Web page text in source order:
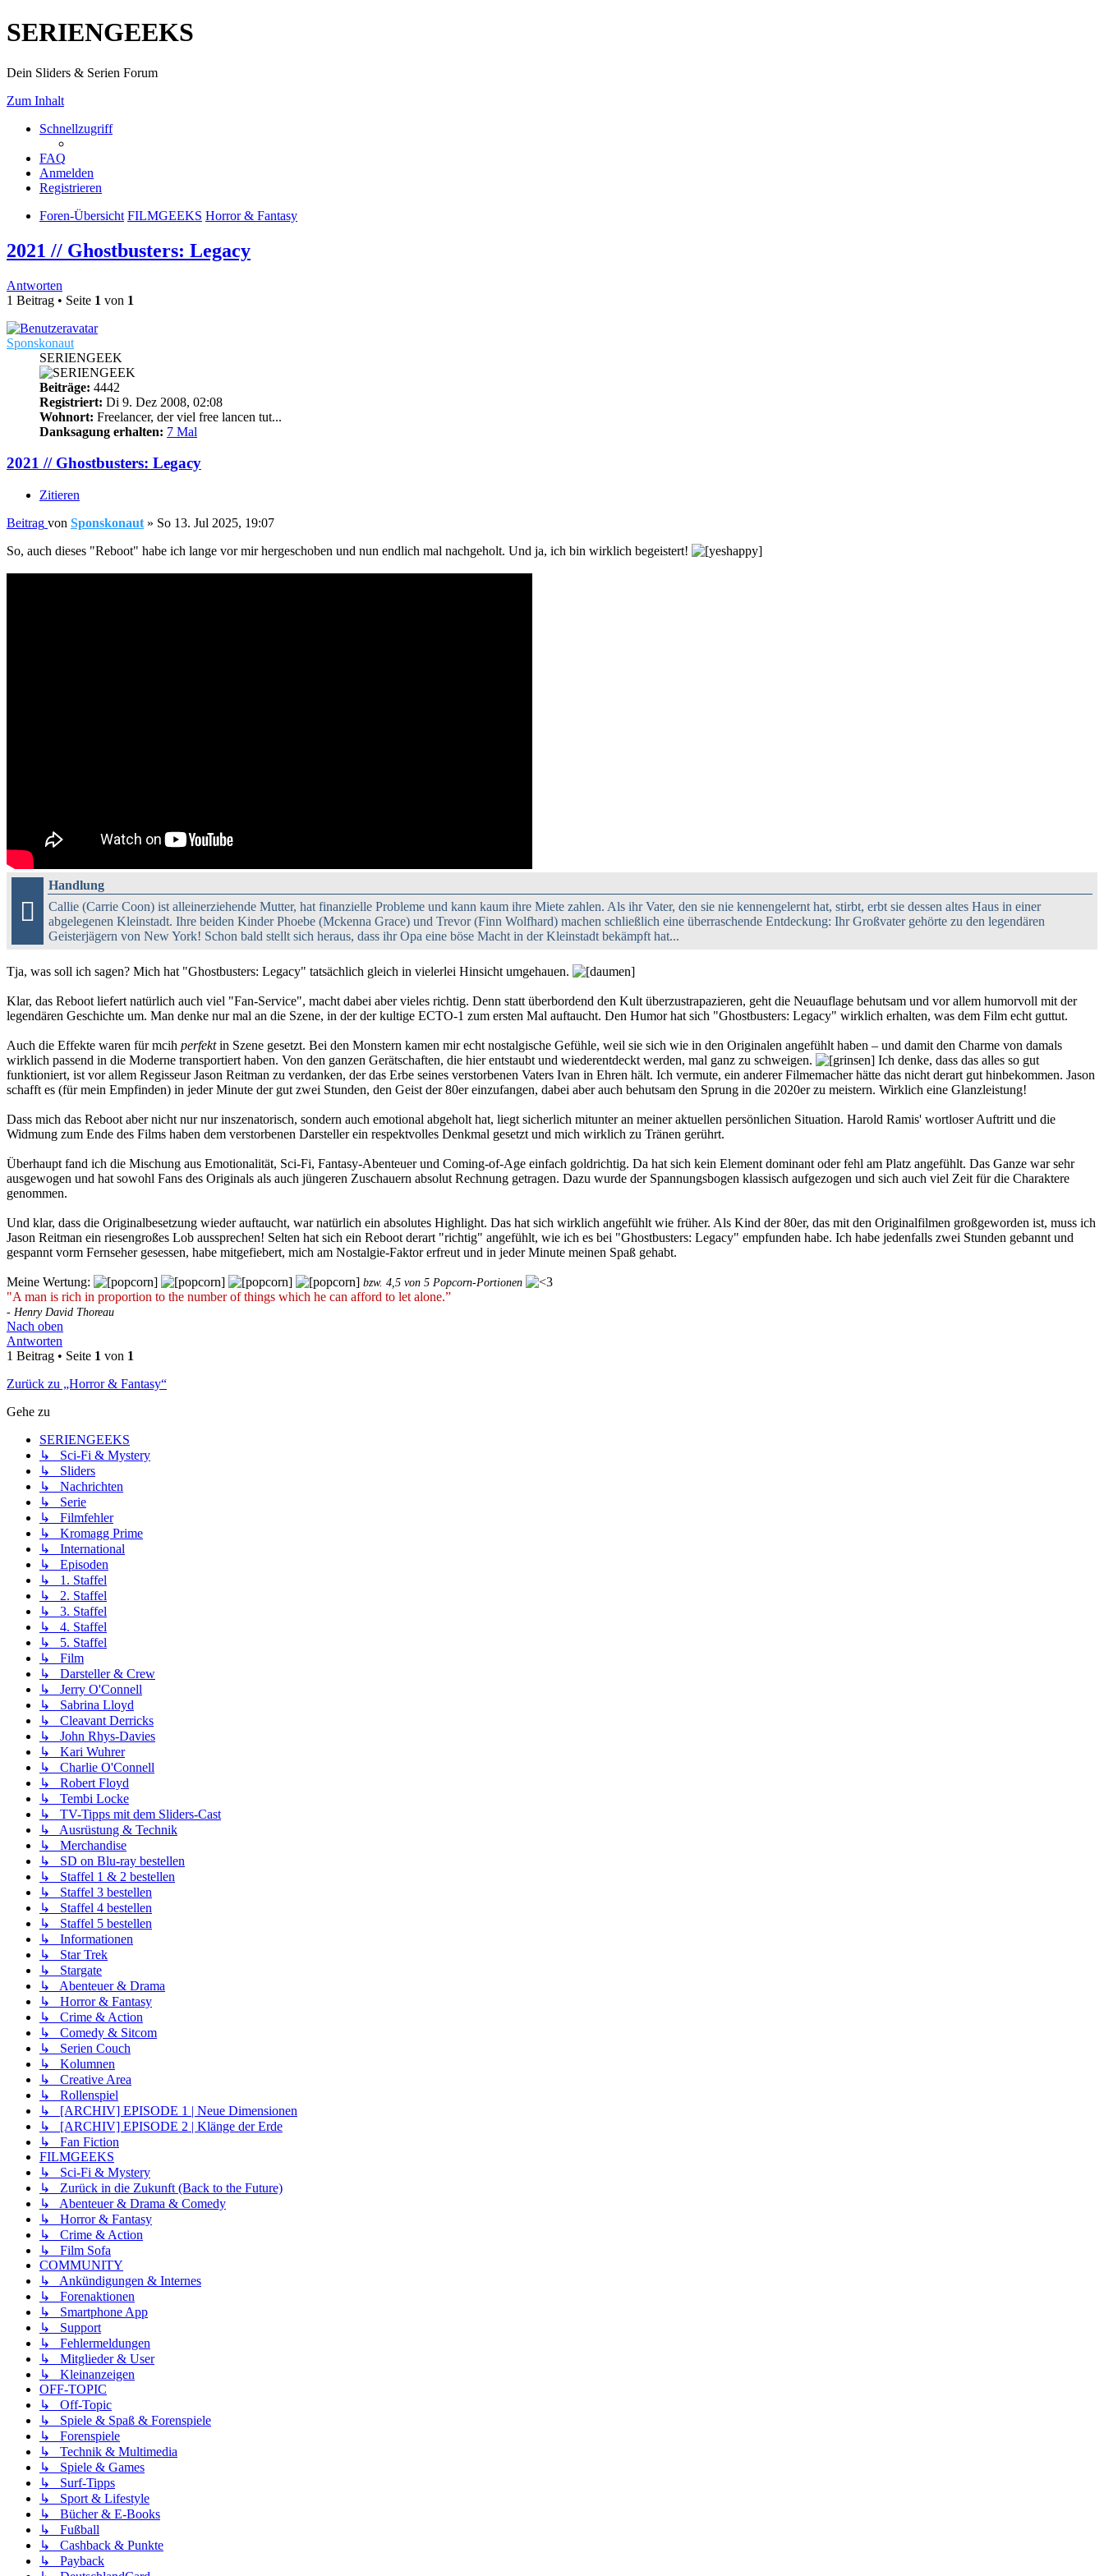
SERIENGEEKS
Dein Sliders & Serien Forum
Zum Inhalt
Schnellzugriff
FAQ
Anmelden
Registrieren
Foren-Übersicht FILMGEEKS Horror & Fantasy
2021 // Ghostbusters: Legacy
Antworten
1 Beitrag • Seite 1 von 1
Sponskonaut
SERIENGEEK
Beiträge: 4442
Registriert: Di 9. Dez 2008, 02:08
Wohnort: Freelancer, der viel free lancen tut...
Danksagung erhalten: 7 Mal
2021 // Ghostbusters: Legacy
Zitieren
Beitrag von Sponskonaut » So 13. Jul 2025, 19:07
So, auch dieses "Reboot" habe ich lange vor mir hergeschoben und nun endlich mal nachgeholt. Und ja, ich bin wirklich begeistert!

Handlung
Callie (Carrie Coon) ist alleinerziehende Mutter, hat finanzielle Probleme und kann kaum ihre Miete zahlen. Als ihr Vater, den sie nie kennengelernt hat, stirbt, erbt sie dessen altes Haus in einer
abgelegenen Kleinstadt. Ihre beiden Kinder Phoebe (Mckenna Grace) und Trevor (Finn Wolfhard) machen schließlich eine überraschende Entdeckung: Ihr Großvater gehörte zu den legendären
Geisterjägern von New York! Schon bald stellt sich heraus, dass ihr Opa eine böse Macht in der Kleinstadt bekämpft hat...
Tja, was soll ich sagen? Mich hat "Ghostbusters: Legacy" tatsächlich gleich in vielerlei Hinsicht umgehauen.
Klar, das Reboot liefert natürlich auch viel "Fan-Service", macht dabei aber vieles richtig. Denn statt überbordend den Kult überzustrapazieren, geht die Neuauflage behutsam und vor allem humorvoll mit der
legendären Geschichte um. Man denke nur mal an die Szene, in der der kultige ECTO-1 zum ersten Mal auftaucht. Den Humor hat sich "Ghostbusters: Legacy" wirklich erhalten, was dem Film echt guttut.
Auch die Effekte waren für mcih perfektin Szene gesetzt. Bei den Monstern kamen mir echt nostalgische Gefühle, weil sie sich wie in den Originalen angefühlt haben – und damit den Charme von damals
wirklich passend in die Moderne transportiert haben. Von den ganzen Gerätschaften, die hier entstaubt und wiederentdeckt werden, mal ganz zu schweigen.
Ich denke, dass das alles so gut
funktioniert, ist vor allem Regisseur Jason Reitman zu verdanken, der das Erbe seines verstorbenen Vaters Ivan in Ehren hält. Ich vermute, ein anderer Filmemacher hätte das nicht derart gut hinbekommen. Jason
schafft es (für mein Empfinden) in jeder Minute der gut zwei Stunden, den Geist der 80er einzufangen, dabei aber auch behutsam den Sprung in die 2020er zu meistern. Wirklich eine Glanzleistung!
Dass mich das Reboot aber nicht nur nur inszenatorisch, sondern auch emotional abgeholt hat, liegt sicherlich mitunter an meiner aktuellen persönlichen Situation. Harold Ramis' wortloser Auftritt und die
Widmung zum Ende des Films haben dem verstorbenen Darsteller ein respektvolles Denkmal gesetzt und mich wirklich zu Tränen gerührt.
Überhaupt fand ich die Mischung aus Emotionalität, Sci-Fi, Fantasy-Abenteuer und Coming-of-Age einfach goldrichtig. Da hat sich kein Element dominant oder fehl am Platz angefühlt. Das Ganze war sehr
ausgewogen und hat sowohl Fans des Originals als auch jüngeren Zuschauern absolut Rechnung getragen. Dazu wurde der Spannungsbogen klassisch aufgezogen und sich auch viel Zeit für die Charaktere
genommen.
Und klar, dass die Originalbesetzung wieder auftaucht, war natürlich ein absolutes Highlight. Das hat sich wirklich angefühlt wie früher. Als Kind der 80er, das mit den Originalfilmen großgeworden ist, muss ich
Jason Reitman ein riesengroßes Lob aussprechen! Selten hat sich ein Reboot derart "richtig" angefühlt, wie ich es bei "Ghostbusters: Legacy" empfunden habe. Ich habe jedenfalls zwei Stunden gebannt und
gespannt vorm Fernseher gesessen, habe mitgefiebert, mich am Nostalgie-Faktor erfreut und in jeder Minute meinen Spaß gehabt.
Meine Wertung: bzw. 4,5 von 5 Popcorn-Portionen
"A man is rich in proportion to the number of things which he can afford to let alone.”
- Henry David Thoreau
Nach oben
Antworten
1 Beitrag • Seite 1 von 1
Zurück zu „Horror & Fantasy“
Gehe zu
SERIENGEEKS
↳ Sci-Fi & Mystery
↳ Sliders
↳ Nachrichten
↳ Serie
↳ Filmfehler
↳ Kromagg Prime
↳ International
↳ Episoden
↳ 1. Staffel
↳ 2. Staffel
↳ 3. Staffel
↳ 4. Staffel
↳ 5. Staffel
↳ Film
↳ Darsteller & Crew
↳ Jerry O'Connell
↳ Sabrina Lloyd
↳ Cleavant Derricks
↳ John Rhys-Davies
↳ Kari Wuhrer
↳ Charlie O'Connell
↳ Robert Floyd
↳ Tembi Locke
↳ TV-Tipps mit dem Sliders-Cast
↳ Ausrüstung & Technik
↳ Merchandise
↳ SD on Blu-ray bestellen
↳ Staffel 1 & 2 bestellen
↳ Staffel 3 bestellen
↳ Staffel 4 bestellen
↳ Staffel 5 bestellen
↳ Informationen
↳ Star Trek
↳ Stargate
↳ Abenteuer & Drama
↳ Horror & Fantasy
↳ Crime & Action
↳ Comedy & Sitcom
↳ Serien Couch
↳ Kolumnen
↳ Creative Area
↳ Rollenspiel
↳ [ARCHIV] EPISODE 1 | Neue Dimensionen
↳ [ARCHIV] EPISODE 2 | Klänge der Erde
↳ Fan Fiction
FILMGEEKS
↳ Sci-Fi & Mystery
↳ Zurück in die Zukunft (Back to the Future)
↳ Abenteuer & Drama & Comedy
↳ Horror & Fantasy
↳ Crime & Action
↳ Film Sofa
COMMUNITY
↳ Ankündigungen & Internes
↳ Forenaktionen
↳ Smartphone App
↳ Support
↳ Fehlermeldungen
↳ Mitglieder & User
↳ Kleinanzeigen
OFF-TOPIC
↳ Off-Topic
↳ Spiele & Spaß & Forenspiele
↳ Forenspiele
↳ Technik & Multimedia
↳ Spiele & Games
↳ Surf-Tipps
↳ Sport & Lifestyle
↳ Bücher & E-Books
↳ Fußball
↳ Cashback & Punkte
↳ Payback